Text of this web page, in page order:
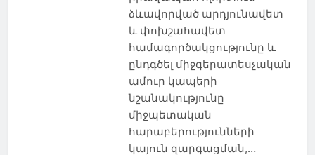
ձևավորված արդյունավետ
և փոխշահավետ
համագործակցությունը և
ընդգծել միջգերատեսչական
ամուր կապերի
նշանակությունը
միջպետական
հարաբերությունների
կայուն զարգացման,…